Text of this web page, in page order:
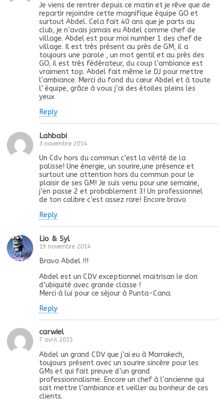
Je viens de rentrer depuis ce matin et je rêve que de
repartir rejoindre cette magnifique équipe GO et
surtout Abdel. Cela fait 40 ans que je parts au
club, je n’avais jamais eu Abdel comme chef de
village. Abdel est pour moi number 1 des chef de
village. Il est très présent au près de GM, il a
toujours une parole , un mot gentil et au près des
GO, il est très fédérateur, du coup l’ambiance est
vraiment top. Abdel fait même le DJ pour mettre
l’ambiance. Merci du fond du cœur Abdel et à toute
l’ équipe, grâce à vous j’ai des étoiles pleins les
yeux
Reply
Lahbabi
3 novembre 2014
Un Cdv hors du commun c’est la vérité de la
palisse! Une énergie, un sourire,une présence et
surtout une attention hors du commun pour le
plaisir de ses GM! Je suis venu pour une semaine,
j’en passe 2 et probablement 3! Un professionnel
de ton calibre c’est assez rare! Encore bravo
Reply
Lio & Syl
19 novembre 2014
Bravo Abdel !!!
Abdel est un CDV exceptionnel maitrisan le don
d’ubiquité avec grande classe !
Merci à lui pour ce séjour à Punta-Cana.
Reply
carwiel
7 avril 2015
Abdel un grand CDV que j’ai eu à Marrakech,
toujours présent avec un sourire sincère pour les
GMs et qui fait preuve d’un grand
professionnalisme. Encore un chef à l’ancienne qui
sait mettre l’ambiance et veiller au bonheur de ces
clients.